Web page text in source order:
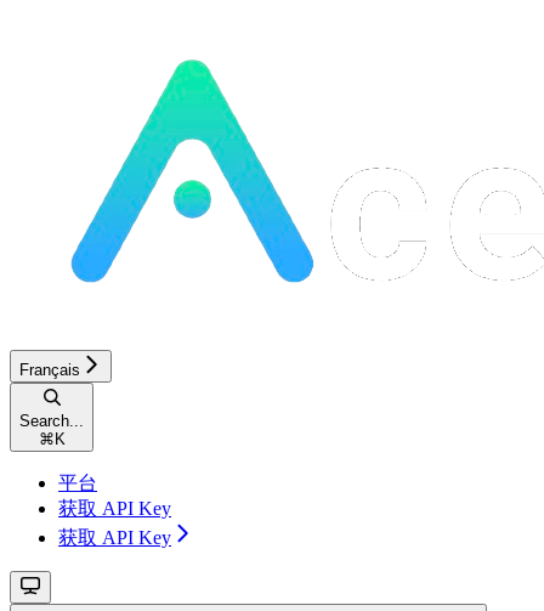
Français
Search...
⌘ K
平台
获取 API Key
获取 API Key